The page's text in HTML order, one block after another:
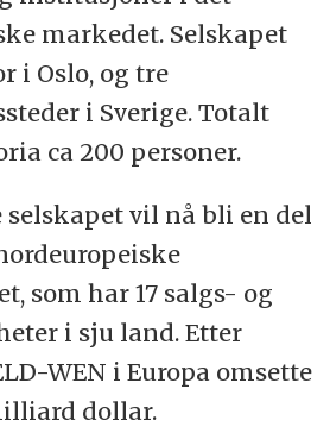
markedet. Selskapet
i Oslo, og tre
i Sverige. Totalt
ca 200 personer.
selskapet vil nå bli en del
som har 17 salgs- og
i sju land. Etter
WEN i Europa omsette
dollar.